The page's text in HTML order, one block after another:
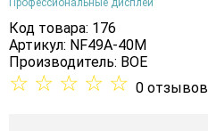
Код товара: 176
Артикул: NF49A-40M
Производитель: BOE
☆ ☆ ☆ ☆ ☆ 0 отзывов